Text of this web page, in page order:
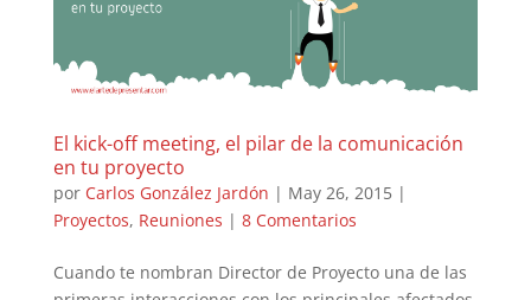
El kick-off meeting, el pilar de la comunicación
en tu proyecto
por Carlos González Jardón | May 26, 2015|
Proyectos, Reuniones | 8 Comentarios
Cuando te nombran Director de Proyecto una de las